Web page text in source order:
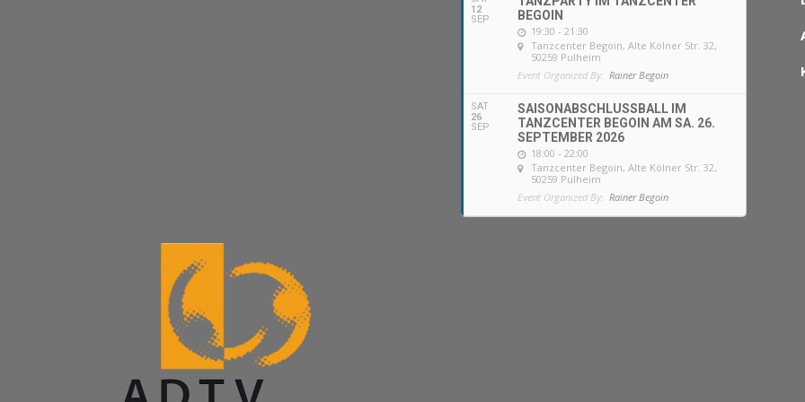
12
SEP
BEGOIN
19:30 - 21:30
Tanzcenter Begoin, Alte Kölner Str. 32,
50259 Pulheim
Event Organized By: Rainer Begoin
SAT
26
SEP
SAISONABSCHLUSSBALL IM
TANZCENTER BEGOIN AM SA. 26.
SEPTEMBER 2026
18:00 - 22:00
Tanzcenter Begoin, Alte Kölner Str. 32,
50259 Pulheim
Event Organized By: Rainer Begoin